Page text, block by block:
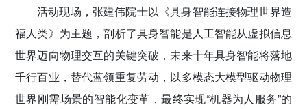
活动现场，张建伟院士以《具身智能连接物理世界造
福人类》为主题，剖析了具身智能是人工智能从虚拟信息
世界迈向物理交互的关键突破，未来十年具身智能将落地
千行百业，替代蓝领重复劳动，以多模态大模型驱动物理
世界刚需场景的智能化变革，最终实现“机器为人服务”的